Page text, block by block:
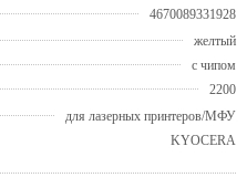
4670089331928
желтый
с чипом
2200
для лазерных принтеров/МФУ
KYOCERA